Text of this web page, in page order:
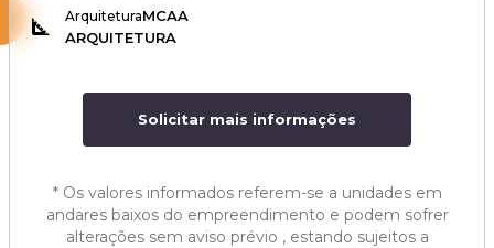
ArquiteturaMCAA
ARQUITETURA
Solicitar mais informações
* Os valores informados referem-se a unidades em
andares baixos do empreendimento e podem sofrer
alterações sem aviso prévio , estando sujeitos a